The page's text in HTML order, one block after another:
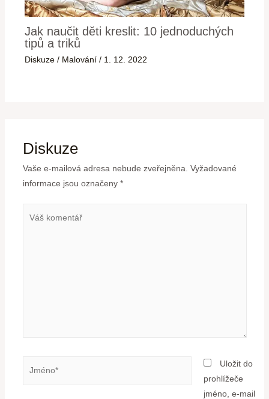
Jak naučit děti kreslit: 10 jednoduchých
tipů a triků
Diskuze / Malování / 1. 12. 2022
Diskuze
Vaše e-mailová adresa nebude zveřejněna. Vyžadované
informace jsou označeny *
Uložit do
prohlížeče
jméno, e-mail